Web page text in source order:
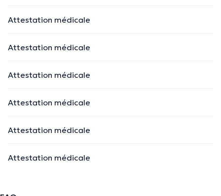
Attestation médicale
Attestation médicale
Attestation médicale
Attestation médicale
Attestation médicale
Attestation médicale